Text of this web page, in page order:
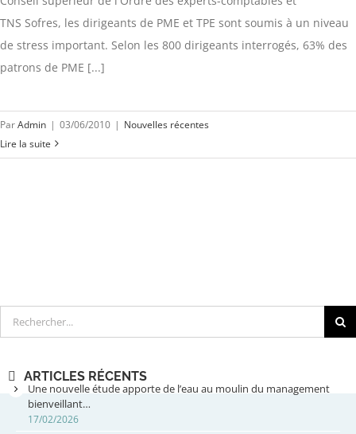
TNS Sofres, les dirigeants de PME et TPE sont soumis à un niveau
de stress important. Selon les 800 dirigeants interrogés, 63% des
patrons de PME [...]
ParAdmin | 03/06/2010 | Nouvelles récentes
Lire la suite
Rechercher
ARTICLES RÉCENTS
Une nouvelle étude apporte de l’eau au moulin du management
bienveillant…
17/02/2026